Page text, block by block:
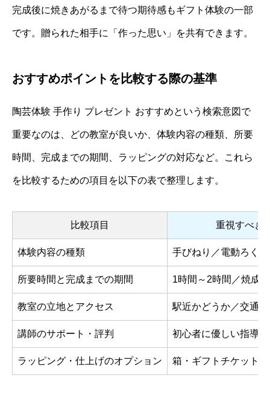
完成後に焼きあがるまで待つ期待感もギフト体験の一部
です。贈られた相手に「作った思い」を共有できます。
おすすめポイントを比較する際の基準
陶芸体験 手作り プレゼント おすすめという検索意図で
重要なのは、どの教室が良いか、体験内容の種類、所要
時間、完成までの期間、ラッピングの対応など。これら
を比較するための項目を以下の表で整理します。
比較項目 重視すべき
体験内容の種類 手びねり／電動ろく
所要時間と完成までの期間 1時間～2時間／焼成
教室の立地とアクセス 駅近かどうか／交通
講師のサポート・評判 初心者に優しい指導
ラッピング・仕上げのオプション 箱・ギフトチケット